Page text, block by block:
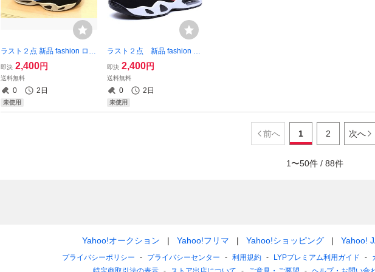
ラスト２点 新品 fashion ロゴ
配色 ツートンカラー ハイカ
ットスニーカー 紐靴 エアク
ッション 青 27cm 即購入O
K 【値下げ不可 在庫限り
即決 2,400円
送料無料
0 2日
未使用
ラスト２点 新品 fashion ロ
ゴ 配色 ツートンカラー ハイ
カット スニーカー 靴 赤 黒 P
Uレザー 26cm 即購入OK
【値下げ不可】 在庫限り
即決 2,400円
送料無料
0 2日
未使用
前へ 1 2 次へ
1〜50件 / 88件
Yahoo!オークション Yahoo!フリマ Yahoo!ショッピング Yahoo!
プライバシーポリシー プライバシーセンター 利用規約 LYPプレミアム利用ガイド